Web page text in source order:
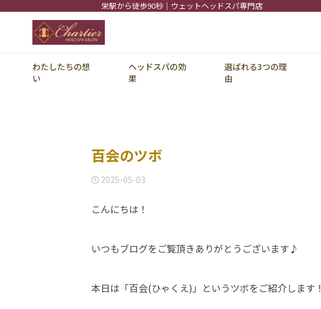
栄駅から徒歩90秒｜ウェットヘッドスパ専門店
わたしたちの想
い
ヘッドスパの効
果
選ばれる3つの理
由
百会のツボ
2025-05-03
こんにちは！
いつもブログをご覧頂きありがとうございます♪
本日は「百会(ひゃくえ)」というツボをご紹介します！